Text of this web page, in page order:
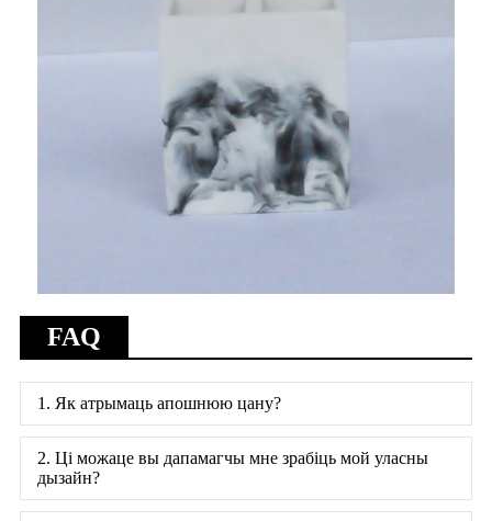
FAQ
1. Як атрымаць апошнюю цану?
2. Ці можаце вы дапамагчы мне зрабіць мой уласны
дызайн?